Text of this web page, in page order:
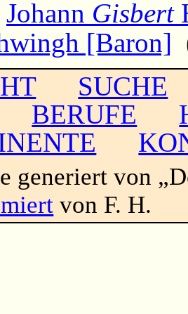
Johann Gisbert
[Baron]
SUCHE
BERUFE
generiert von
von F. H.